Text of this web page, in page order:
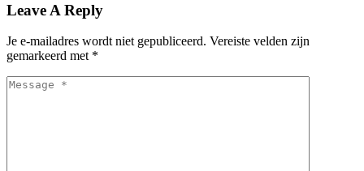
Leave A Reply
Je e-mailadres wordt niet gepubliceerd. Vereiste velden zijn
gemarkeerd met *